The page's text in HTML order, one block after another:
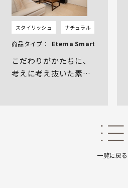
スタイリッシュ ナチュラル
商品タイプ： Eterna Smart
こだわりがかたちに、
考えに考え抜いた素敵
一覧に戻る